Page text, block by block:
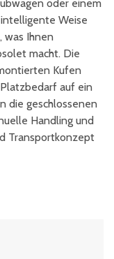
oder einem
Weise
was Ihnen
macht. Die
Kufen
auf ein
die geschlossenen
Handling und
Transportkonzept